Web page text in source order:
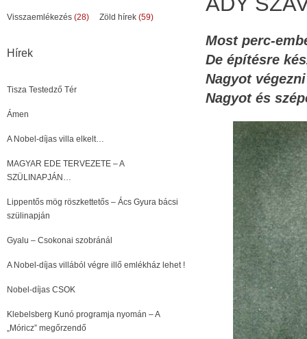
Visszaemlékezés (28) Zöld hírek (59)
Hírek
Tisza Testedző Tér
Ámen
A Nobel-díjas villa elkelt…
MAGYAR EDE TERVEZETE – A
SZÜLINAPJÁN…
Lippentős mög röszkettetős – Ács Gyura bácsi
szülinapján
Gyalu – Csokonai szobránál
A Nobel-díjas villából végre illő emlékház lehet !
Nobel-díjas CSOK
Klebelsberg Kunó programja nyomán – A
„Móricz” megőrzendő
Most perc-
De építésre
Nagyot
Nagyot és